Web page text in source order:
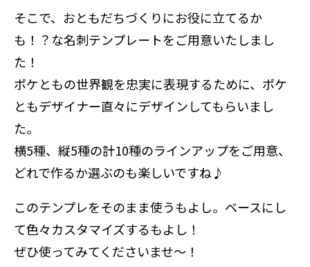
そこで、おともだちづくりにお役に立てるか
も！？な名刺テンプレートをご用意いたしまし
た！
ポケともの世界観を忠実に表現するために、ポケ
ともデザイナー直々にデザインしてもらいまし
た。
横5種、縦5種の計10種のラインアップをご用意、
どれで作るか選ぶのも楽しいですね♪
このテンプレをそのまま使うもよし。ベースにし
て色々カスタマイズするもよし！
ぜひ使ってみてくださいませ～！